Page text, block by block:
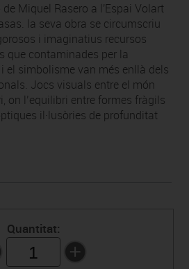
Miquel Rasero a l'Espai Volart
la seva obra se circumscriu
i imaginatius recursos
que contaminades per la
el simbolisme van més enllà dels
Jocs visuals entre el món
on l’equilibri entre formes fràgils
il·lusòries de profunditat
Quantitat:
1